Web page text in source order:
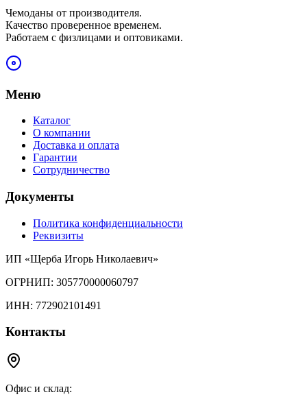
Чемоданы от производителя.
Качество проверенное временем.
Работаем с физлицами и оптовиками.
Меню
Каталог
О компании
Доставка и оплата
Гарантии
Сотрудничество
Документы
Политика конфиденциальности
Реквизиты
ИП «Щерба Игорь Николаевич»
ОГРНИП: 305770000060797
ИНН: 772902101491
Контакты
Офис и склад: